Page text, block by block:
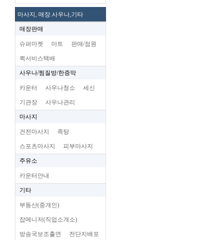
마사지, 매장.사우나,기타
매장판매
슈퍼마켓 마트 판매/점원
퀵서비스택배
사우나/찜질방/한증막
카운터 사우나청소 세신
기관장 사우나관리
마사지
건전마사지 족탕
스포츠마사지 피부마사지
주유소
카운터안내
기타
부동산(중개인)
잡메니저(직업소개소)
방송국보조출연 전단지배포